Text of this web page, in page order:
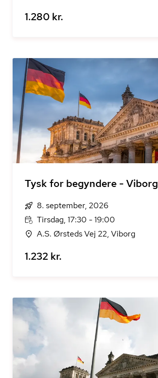
1.280 kr.
Tysk for begyndere - Viborg
8. september, 2026
Tirsdag, 17:30 - 19:00
A.S. Ørsteds Vej 22, Viborg
1.232 kr.